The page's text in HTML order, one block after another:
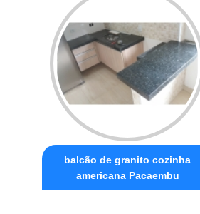
balcão de granito cozinha
americana Pacaembu